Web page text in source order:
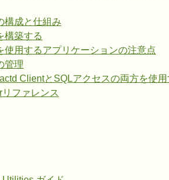
構成と仕組み
構築する
使用するアプリケーションの注意点
管理
ClientとSQLアクセスの両方を使
リファレンス